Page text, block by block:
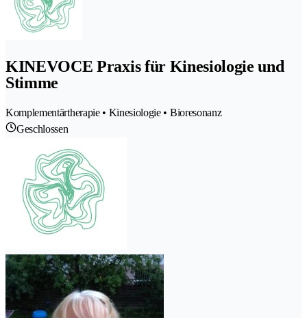
KINEVOCE Praxis für Kinesiologie und
Stimme
Komplementärtherapie • Kinesiologie • Bioresonanz
Geschlossen